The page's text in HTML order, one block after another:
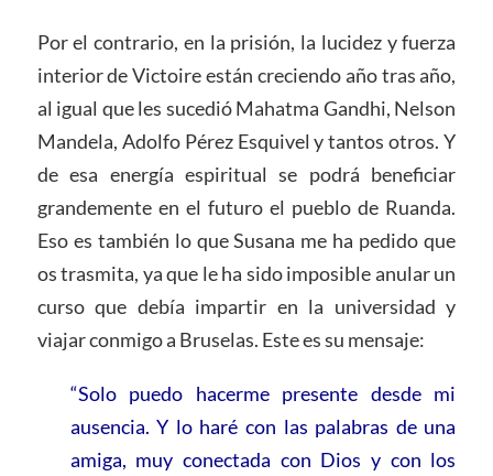
Por el contrario, en la prisión, la lucidez y fuerza
interior de Victoire están creciendo año tras año,
al igual que les sucedió Mahatma Gandhi, Nelson
Mandela, Adolfo Pérez Esquivel y tantos otros. Y
de esa energía espiritual se podrá beneficiar
grandemente en el futuro el pueblo de Ruanda.
Eso es también lo que Susana me ha pedido que
os trasmita, ya que le ha sido imposible anular un
curso que debía impartir en la universidad y
viajar conmigo a Bruselas. Este es su mensaje:
“Solo puedo hacerme presente desde mi
ausencia. Y lo haré con las palabras de una
amiga, muy conectada con Dios y con los